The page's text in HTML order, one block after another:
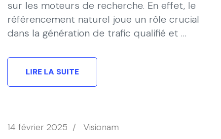
sur les moteurs de recherche. En effet, le
référencement naturel joue un rôle crucial
dans la génération de trafic qualifié et …
LIRE LA SUITE
14 février 2025 / Visionam